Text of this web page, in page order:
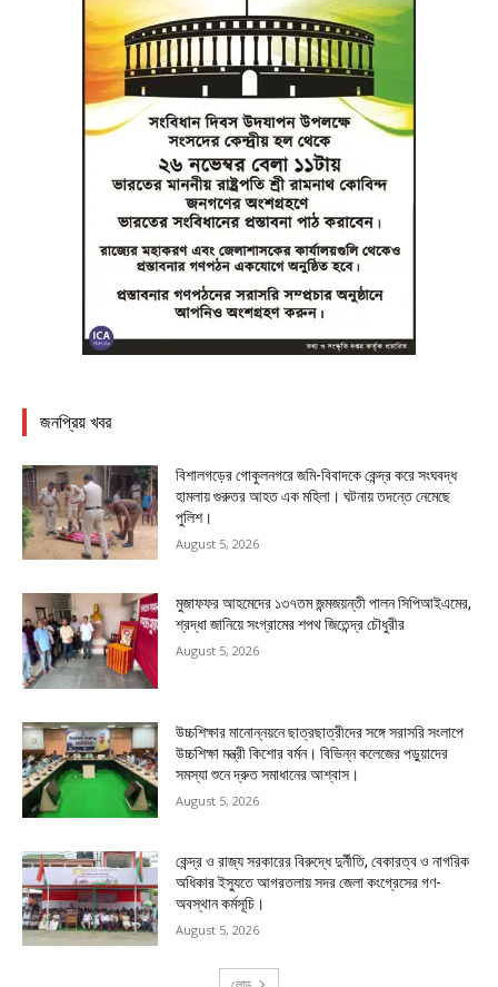
জনপ্রিয় খবর
বিশালগড়ের গোকুলনগরে জমি-বিবাদকে কেন্দ্র করে সংঘবদ্ধ
হামলায় গুরুতর আহত এক মহিলা। ঘটনায় তদন্তে নেমেছে
পুলিশ।
August 5, 2026
মুজাফফর আহমেদের ১৩৭তম জন্মজয়ন্তী পালন সিপিআইএমের,
শ্রদ্ধা জানিয়ে সংগ্রামের শপথ জিতেন্দ্র চৌধুরীর
August 5, 2026
উচ্চশিক্ষার মানোন্নয়নে ছাত্রছাত্রীদের সঙ্গে সরাসরি সংলাপে
উচ্চশিক্ষা মন্ত্রী কিশোর বর্মন। বিভিন্ন কলেজের পড়ুয়াদের
সমস্যা শুনে দ্রুত সমাধানের আশ্বাস।
August 5, 2026
কেন্দ্র ও রাজ্য সরকারের বিরুদ্ধে দুর্নীতি, বেকারত্ব ও নাগরিক
অধিকার ইস্যুতে আগরতলায় সদর জেলা কংগ্রেসের গণ-
অবস্থান কর্মসূচি।
August 5, 2026